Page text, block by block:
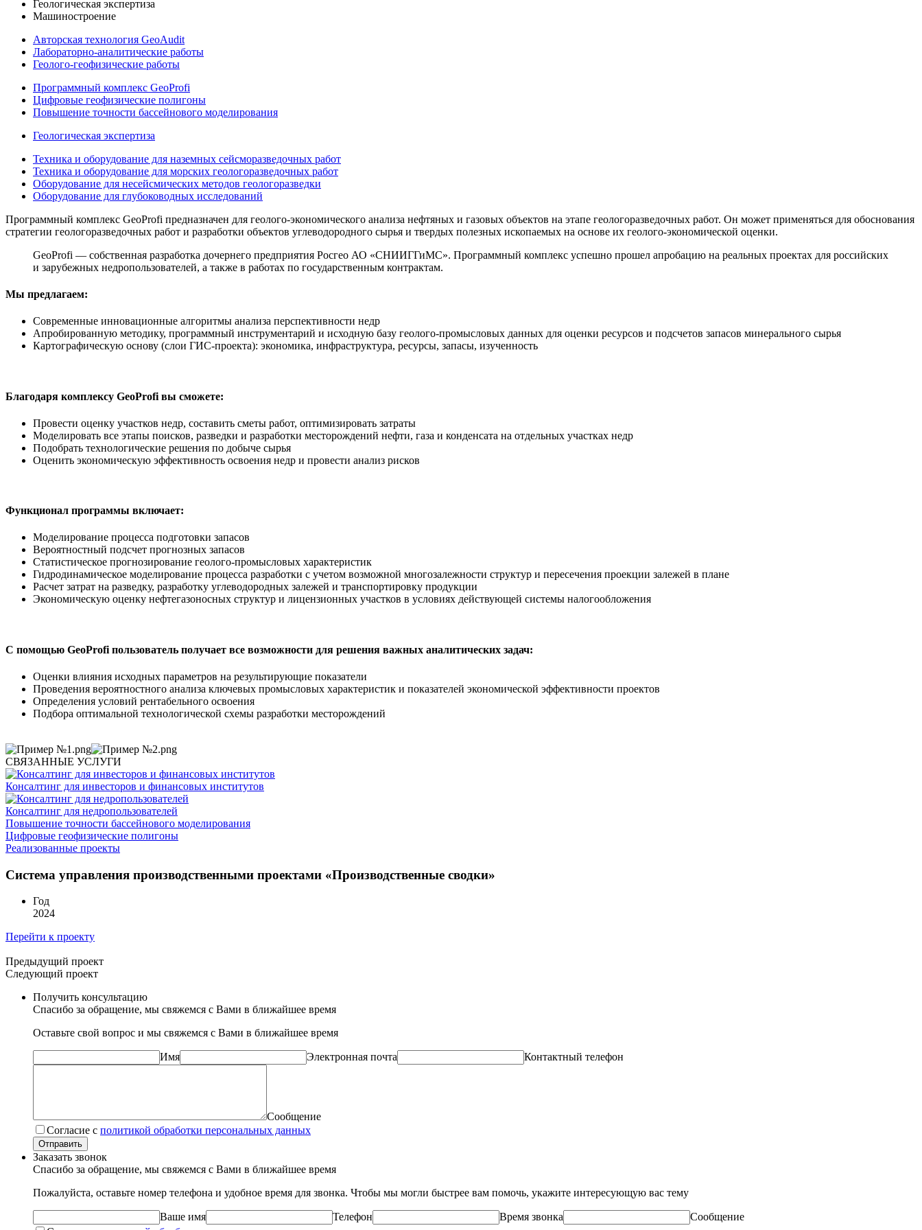
Геологическая экспертиза
Машиностроение
Авторская технология GeoAudit
Лабораторно-аналитические работы
Геолого-геофизические работы
Программный комплекс GeoProfi
Цифровые геофизические полигоны
Повышение точности бассейнового моделирования
Геологическая экспертиза
Техника и оборудование для наземных сейсморазведочных работ
Техника и оборудование для морских геологоразведочных работ
Оборудование для несейсмических методов геологоразведки
Оборудование для глубоководных исследований
Программный комплекс GeoProfi предназначен для геолого-экономического анализа нефтяных и газовых объектов на этапе геологоразведочных работ. Он может применяться для обоснования
стратегии геологоразведочных работ и разработки объектов углеводородного сырья и твердых полезных ископаемых на основе их геолого-экономической оценки.
GeoProfi — собственная разработка дочернего предприятия Росгео АО «СНИИГГиМС». Программный комплекс успешно прошел апробацию на реальных проектах для российских
и зарубежных недропользователей, а также в работах по государственным контрактам.
Мы предлагаем:
Современные инновационные алгоритмы анализа перспективности недр
Апробированную методику, программный инструментарий и исходную базу геолого-промысловых данных для оценки ресурсов и подсчетов запасов минерального сырья
Картографическую основу (слои ГИС-проекта): экономика, инфраструктура, ресурсы, запасы, изученность
Благодаря комплексу GeoProfi вы сможете:
Провести оценку участков недр, составить сметы работ, оптимизировать затраты
Моделировать все этапы поисков, разведки и разработки месторождений нефти, газа и конденсата на отдельных участках недр
Подобрать технологические решения по добыче сырья
Оценить экономическую эффективность освоения недр и провести анализ рисков
Функционал программы включает:
Моделирование процесса подготовки запасов
Вероятностный подсчет прогнозных запасов
Статистическое прогнозирование геолого-промысловых характеристик
Гидродинамическое моделирование процесса разработки с учетом возможной многозалежности структур и пересечения проекции залежей в плане
Расчет затрат на разведку, разработку углеводородных залежей и транспортировку продукции
Экономическую оценку нефтегазоносных структур и лицензионных участков в условиях действующей системы налогообложения
С помощью GeoProfi пользователь получает все возможности для решения важных аналитических задач:
Оценки влияния исходных параметров на результирующие показатели
Проведения вероятностного анализа ключевых промысловых характеристик и показателей экономической эффективности проектов
Определения условий рентабельного освоения
Подбора оптимальной технологической схемы разработки месторождений
СВЯЗАННЫЕ УСЛУГИ
Консалтинг для инвесторов и финансовых институтов
Консалтинг для недропользователей
Повышение точности бассейнового моделирования
Цифровые геофизические полигоны
Реализованные проекты
Система управления производственными проектами «Производственные сводки»
Год
2024
Перейти к проекту
Предыдущий проект
Следующий проект
Получить консультацию
Спасибо за обращение, мы свяжемся с Вами в ближайшее время
Оставьте свой вопрос и мы свяжемся с Вами в ближайшее время
Имя Электронная почта Контактный телефон
Сообщение
Согласие с политикой обработки персональных данных
Отправить
Заказать звонок
Спасибо за обращение, мы свяжемся с Вами в ближайшее время
Пожалуйста, оставьте номер телефона и удобное время для звонка. Чтобы мы могли быстрее вам помочь, укажите интересующую вас тему
Ваше имя Телефон Время звонка
Сообщение